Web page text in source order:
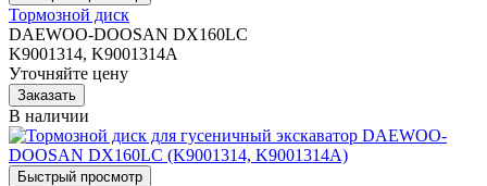
Тормозной диск
DAEWOO-DOOSAN DX160LC
K9001314, K9001314A
Уточняйте цену
В наличии